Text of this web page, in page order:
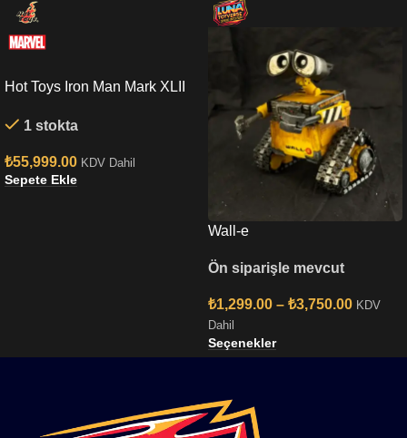
Hot Toys Iron Man Mark XLII
Scale Figure
1 stokta
₺55,999.00 KDV Dahil
Sepete Ekle
Wall-e
Ön siparişle mevcut
₺1,299.00 – ₺3,750.00 KDV
Dahil
Seçenekler